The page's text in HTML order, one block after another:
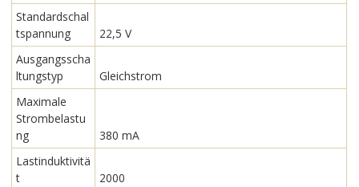
Standardschal
tspannung
22,5 V
Ausgangsscha
ltungstyp
Gleichstrom
Maximale
Strombelastu
ng
380 mA
Lastinduktivitä
t
2000